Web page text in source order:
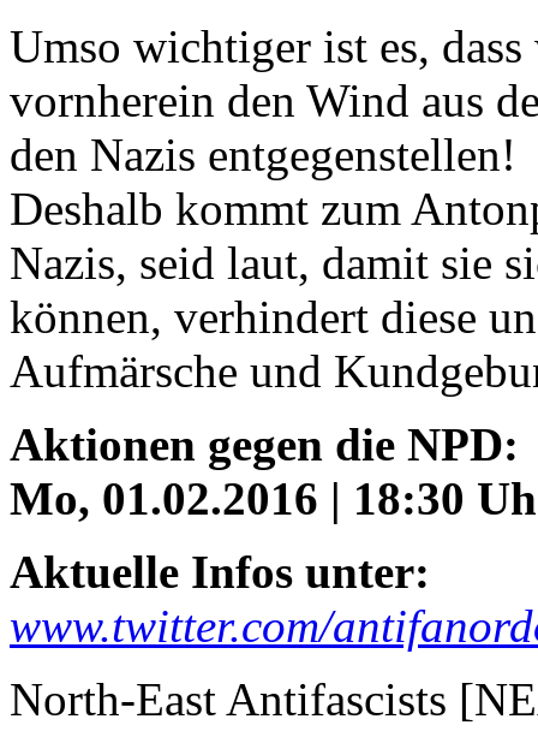
Umso wichtiger ist es,
vornherein den Wind aus
den Nazis entgegenstellen!
Deshalb kommt zum
Nazis, seid laut, damit sie
können, verhindert diese
Aufmärsche und
Aktionen gegen die NPD:
Mo, 01.02.2016 | 18:30
Aktuelle Infos unter:
www.twitter.com/
North-East Antifascists